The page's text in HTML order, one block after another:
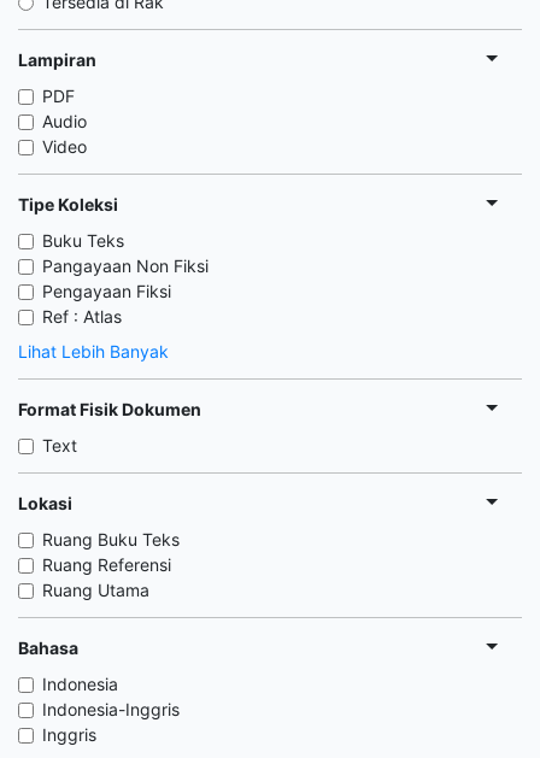
Lampiran
PDF
Audio
Video
Tipe Koleksi
Buku Teks
Pangayaan Non Fiksi
Pengayaan Fiksi
Ref : Atlas
Lihat Lebih Banyak
Format Fisik Dokumen
Text
Lokasi
Ruang Buku Teks
Ruang Referensi
Ruang Utama
Bahasa
Indonesia
Indonesia-Inggris
Inggris